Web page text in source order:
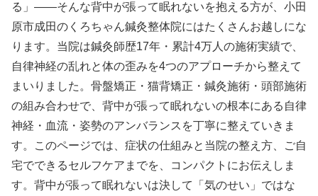
る」——そんな背中が張って眠れないを抱える方が、小田
原市成田のくろちゃん鍼灸整体院にはたくさんお越しにな
ります。当院は鍼灸師歴17年・累計4万人の施術実績で、
自律神経の乱れと体の歪みを4つのアプローチから整えて
まいりました。骨盤矯正・猫背矯正・鍼灸施術・頭部施術
の組み合わせで、背中が張って眠れないの根本にある自律
神経・血流・姿勢のアンバランスを丁寧に整えていきま
す。このページでは、症状の仕組みと当院の整え方、ご自
宅でできるセルフケアまでを、コンパクトにお伝えしま
す。背中が張って眠れないは決して「気のせい」ではな